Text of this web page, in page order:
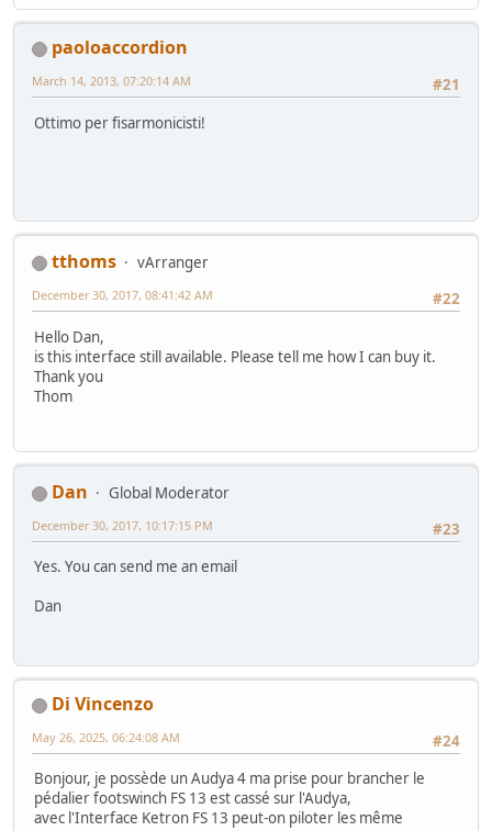
paoloaccordion
#21
March 14, 2013, 07:20:14 AM
Ottimo per fisarmonicisti!
tthoms
vArranger
#22
December 30, 2017, 08:41:42 AM
Hello Dan,
is this interface still available. Please tell me how I can buy it.
Thank you
Thom
Dan
Global Moderator
#23
December 30, 2017, 10:17:15 PM
Yes. You can send me an email
Dan
Di Vincenzo
#24
May 26, 2025, 06:24:08 AM
Bonjour, je possède un Audya 4 ma prise pour brancher le
pédalier footswinch FS 13 est cassé sur l'Audya,
avec l'Interface Ketron FS 13 peut-on piloter les même